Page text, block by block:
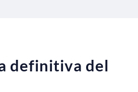
definitiva del